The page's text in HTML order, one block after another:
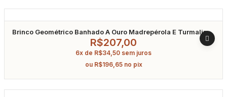
Brinco Geométrico Banhado A Ouro Madrepérola E Turmalina
R$207,00
6x de R$34,50 sem juros
ou R$196,65 no pix